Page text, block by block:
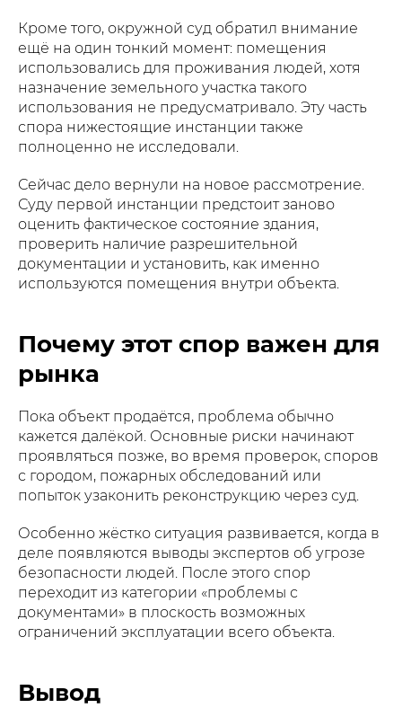
Кроме того, окружной суд обратил внимание
ещё на один тонкий момент: помещения
использовались для проживания людей, хотя
назначение земельного участка такого
использования не предусматривало. Эту часть
спора нижестоящие инстанции также
полноценно не исследовали.
Сейчас дело вернули на новое рассмотрение.
Суду первой инстанции предстоит заново
оценить фактическое состояние здания,
проверить наличие разрешительной
документации и установить, как именно
используются помещения внутри объекта.
Почему этот спор важен для
рынка
Пока объект продаётся, проблема обычно
кажется далёкой. Основные риски начинают
проявляться позже, во время проверок, споров
с городом, пожарных обследований или
попыток узаконить реконструкцию через суд.
Особенно жёстко ситуация развивается, когда в
деле появляются выводы экспертов об угрозе
безопасности людей. После этого спор
переходит из категории «проблемы с
документами» в плоскость возможных
ограничений эксплуатации всего объекта.
Вывод